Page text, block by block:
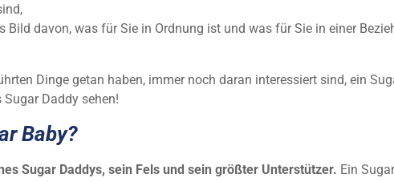
Bild davon, was für Sie in Ordnung ist und was für Sie in einer
Dinge getan haben, immer noch daran interessiert sind, ein
Daddy sehen!
Baby?
Sugar Daddys, sein Fels und sein größter Unterstützer. Ein